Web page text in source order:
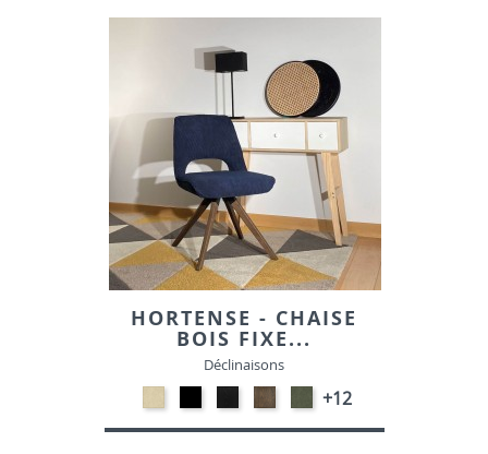
TISSUTISSU
HORTENSE - CHAISE
BOIS FIXE...
Déclinaisons
VELOURS
ANTHRACITE-
VELOURS
Noir
E018
Chêne
Smoked
E016
chêne
VERT
HUNTER-
VELOURS
+12